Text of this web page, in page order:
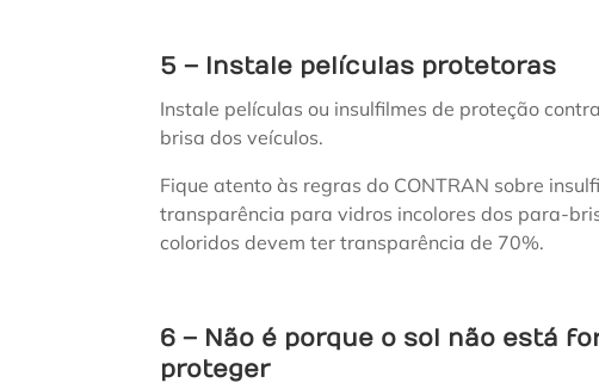
5 – Instale películas protetoras
Instale películas ou insulfilmes de proteção
brisa dos veículos.
Fique atento às regras do CONTRAN sobre
transparência para vidros incolores dos para-
coloridos devem ter transparência de 70%.
6 – Não é porque o sol não está
proteger